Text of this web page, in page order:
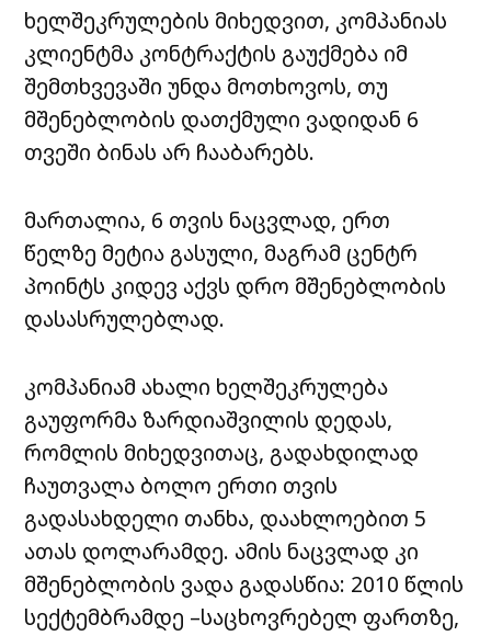
ხელშეკრულების მიხედვით, კომპანიას
კლიენტმა კონტრაქტის გაუქმება იმ
შემთხვევაში უნდა მოთხოვოს, თუ
მშენებლობის დათქმული ვადიდან 6
თვეში ბინას არ ჩააბარებს.
მართალია, 6 თვის ნაცვლად, ერთ
წელზე მეტია გასული, მაგრამ ცენტრ
პოინტს კიდევ აქვს დრო მშენებლობის
დასასრულებლად.
კომპანიამ ახალი ხელშეკრულება
გაუფორმა ზარდიაშვილის დედას,
რომლის მიხედვითაც, გადახდილად
ჩაუთვალა ბოლო ერთი თვის
გადასახდელი თანხა, დაახლოებით 5
ათას დოლარამდე. ამის ნაცვლად კი
მშენებლობის ვადა გადასწია: 2010 წლის
სექტემბრამდე –საცხოვრებელ ფართზე,